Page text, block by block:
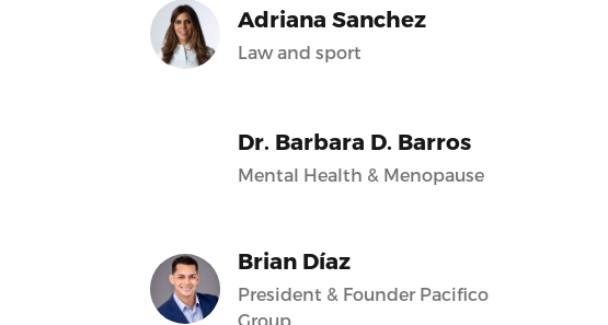
Adriana Sanchez
Law and sport
Dr. Barbara D. Barros
Mental Health & Menopause
Brian Díaz
President & Founder Pacifico
Group